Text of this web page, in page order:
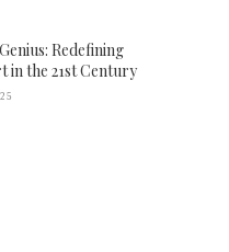
Redefining
the 21st Century